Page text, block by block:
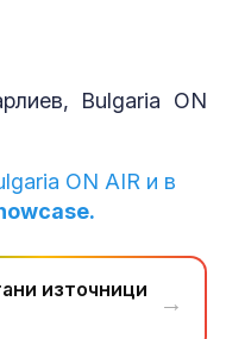
Bulgaria ON
ON AIR и в
източници
→